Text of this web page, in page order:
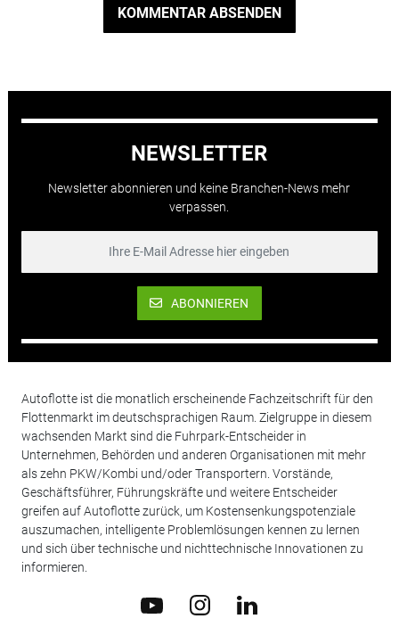
KOMMENTAR ABSENDEN
NEWSLETTER
Newsletter abonnieren und keine Branchen-News mehr
verpassen.
ABONNIEREN
Autoflotte ist die monatlich erscheinende Fachzeitschrift für den
Flottenmarkt im deutschsprachigen Raum. Zielgruppe in diesem
wachsenden Markt sind die Fuhrpark-Entscheider in
Unternehmen, Behörden und anderen Organisationen mit mehr
als zehn PKW/Kombi und/oder Transportern. Vorstände,
Geschäftsführer, Führungskräfte und weitere Entscheider
greifen auf Autoflotte zurück, um Kostensenkungspotenziale
auszumachen, intelligente Problemlösungen kennen zu lernen
und sich über technische und nichttechnische Innovationen zu
informieren.